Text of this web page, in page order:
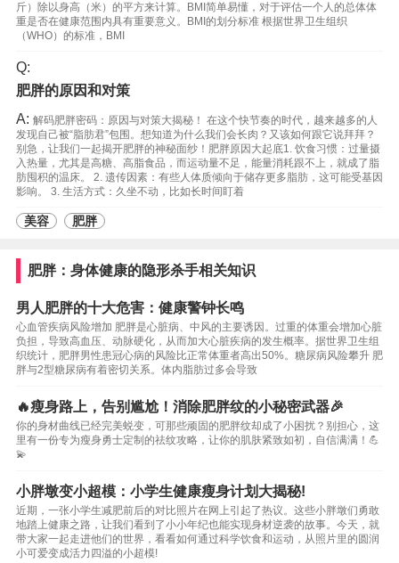
斤）除以身高（米）的平方来计算。BMI简单易懂，对于评估一个人的总体体
重是否在健康范围内具有重要意义。BMI的划分标准 根据世界卫生组织
（WHO）的标准，BMI
Q:
肥胖的原因和对策
A: 解码肥胖密码：原因与对策大揭秘！ 在这个快节奏的时代，越来越多的人
发现自己被“脂肪君”包围。想知道为什么我们会长肉？又该如何跟它说拜拜？
别急，让我们一起揭开肥胖的神秘面纱！肥胖原因大起底1. 饮食习惯：过量摄
入热量，尤其是高糖、高脂食品，而运动量不足，能量消耗跟不上，就成了脂
肪囤积的温床。 2. 遗传因素：有些人体质倾向于储存更多脂肪，这可能受基因
影响。 3. 生活方式：久坐不动，比如长时间盯着
美容 肥胖
肥胖：身体健康的隐形杀手相关知识
男人肥胖的十大危害：健康警钟长鸣
心血管疾病风险增加 肥胖是心脏病、中风的主要诱因。过重的体重会增加心脏
负担，导致高血压、动脉硬化，从而加大心脏疾病的发生概率。据世界卫生组
织统计，肥胖男性患冠心病的风险比正常体重者高出50%。糖尿病风险攀升 肥
胖与2型糖尿病有着密切关系。体内脂肪过多会导致
🔥瘦身路上，告别尴尬！消除肥胖纹的小秘密武器🎉
你的身材曲线已经完美蜕变，可那些顽固的肥胖纹却成了小困扰？别担心，这
里有一份专为瘦身勇士定制的祛纹攻略，让你的肌肤紧致如初，自信满满！💪
💫
小胖墩变小超模：小学生健康瘦身计划大揭秘!
近期，一张小学生减肥前后的对比照片在网上引起了热议。这些小胖墩们勇敢
地踏上健康之路，让我们看到了小小年纪也能实现身材逆袭的故事。今天，就
带大家一起走进他们的世界，看看如何通过科学饮食和运动，从照片里的圆润
小可爱变成活力四溢的小超模!